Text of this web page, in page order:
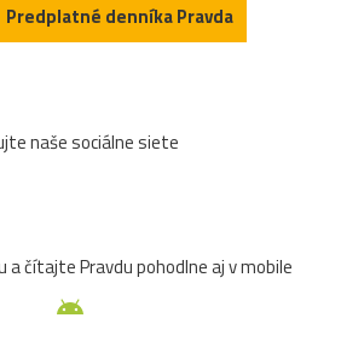
Predplatné denníka Pravda
naše sociálne siete
čítajte Pravdu pohodlne aj v mobile